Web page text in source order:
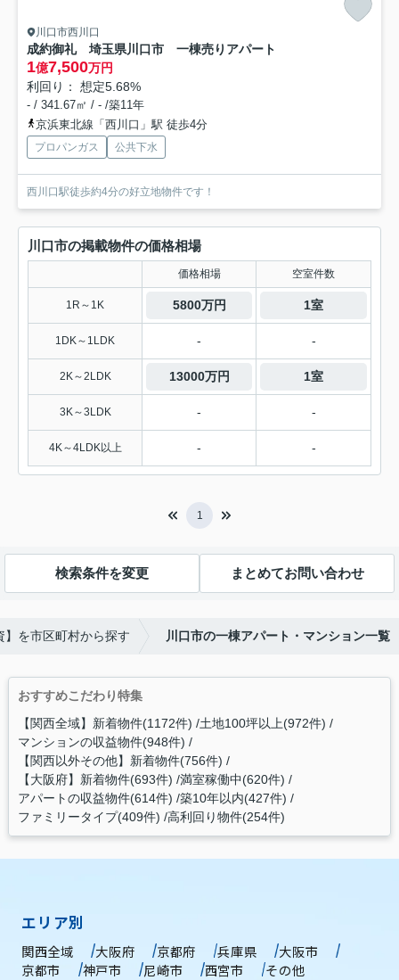
川口市西川口
成約御礼 埼玉県川口市 一棟売りアパート
1億7,500万円
利回り： 想定5.68%
- / 341.67㎡ / - /築11年
京浜東北線「西川口」駅 徒歩4分
プロパンガス 公共下水
西川口駅徒歩約4分の好立地物件です！
川口市の掲載物件の価格相場
価格相場 空室件数
1R～1K 5800万円 1室
1DK～1LDK - -
2K～2LDK 13000万円 1室
3K～3LDK - -
4K～4LDK以上 - -
1
検索条件を変更 まとめてお問い合わせ
】を市区町村から探す 川口市の一棟アパート・マンション一覧
おすすめこだわり特集
【関西全域】新着物件(1172件) 土地100坪以上(972件)
マンションの収益物件(948件)
【関西以外その他】新着物件(756件)
【大阪府】新着物件(693件) 満室稼働中(620件)
アパートの収益物件(614件) 築10年以内(427件)
ファミリータイプ(409件) 高利回り物件(254件)
エリア別
関西全域 大阪府 京都府 兵庫県
大阪市
京都市
神戸市 尼崎市 西宮市 その他